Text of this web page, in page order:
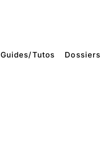
Guides/Tutos Dossiers